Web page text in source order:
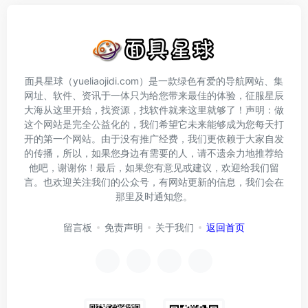
面具星球（yueliaojidi.com）是一款绿色有爱的导航网站、集
网址、软件、资讯于一体只为给您带来最佳的体验，征服星辰
大海从这里开始，找资源，找软件就来这里就够了！声明：做
这个网站是完全公益化的，我们希望它未来能够成为您每天打
开的第一个网站。由于没有推广经费，我们更依赖于大家自发
的传播，所以，如果您身边有需要的人，请不遗余力地推荐给
他吧，谢谢你！最后，如果您有意见或建议，欢迎给我们留
言。也欢迎关注我们的公众号，有网站更新的信息，我们会在
那里及时通知您。
留言板 免责声明 关于我们 返回首页